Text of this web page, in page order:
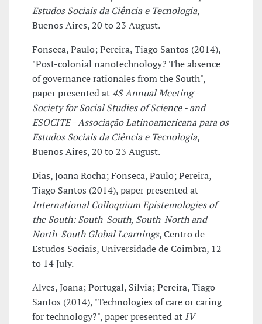
Estudos Sociais da Ciência e Tecnologia,
Buenos Aires, 20 to 23 August.
Fonseca, Paulo; Pereira, Tiago Santos (2014),
"Post-colonial nanotechnology? The absence
of governance rationales from the South",
paper presented at 4S Annual Meeting -
Society for Social Studies of Science - and
ESOCITE - Associação Latinoamericana para os
Estudos Sociais da Ciência e Tecnologia,
Buenos Aires, 20 to 23 August.
Dias, Joana Rocha; Fonseca, Paulo; Pereira,
Tiago Santos (2014), paper presented at
International Colloquium Epistemologies of
the South: South-South, South-North and
North-South Global Learnings, Centro de
Estudos Sociais, Universidade de Coimbra, 12
to 14 July.
Alves, Joana; Portugal, Silvia; Pereira, Tiago
Santos (2014), "Technologies of care or caring
for technology?", paper presented at IV